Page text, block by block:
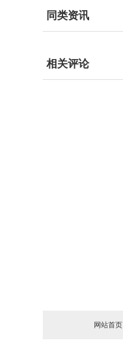
同类资讯
相关评论
网站首页